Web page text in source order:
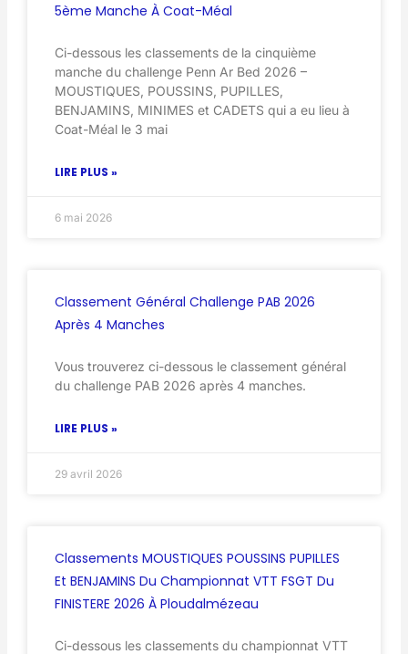
5ème Manche À Coat-Méal
Ci-dessous les classements de la cinquième
manche du challenge Penn Ar Bed 2026 –
MOUSTIQUES, POUSSINS, PUPILLES,
BENJAMINS, MINIMES et CADETS qui a eu lieu à
Coat-Méal le 3 mai
LIRE PLUS »
6 mai 2026
Classement Général Challenge PAB 2026
Après 4 Manches
Vous trouverez ci-dessous le classement général
du challenge PAB 2026 après 4 manches.
LIRE PLUS »
29 avril 2026
Classements MOUSTIQUES POUSSINS PUPILLES
Et BENJAMINS Du Championnat VTT FSGT Du
FINISTERE 2026 À Ploudalmézeau
Ci-dessous les classements du championnat VTT